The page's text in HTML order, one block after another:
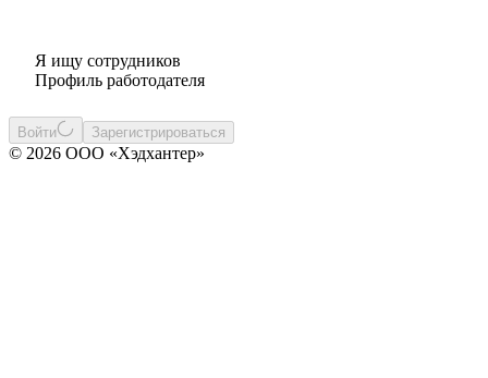
Я ищу сотрудников
Профиль работодателя
Войти Зарегистрироваться
© 2026 ООО «Хэдхантер»